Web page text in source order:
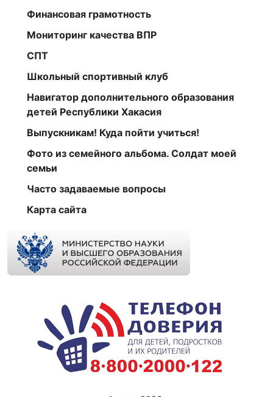
Финансовая грамотность
Мониторинг качества ВПР
СПТ
Школьный спортивный клуб
Навигатор дополнительного образования
детей Республики Хакасия
Выпускникам! Куда пойти учиться!
Фото из семейного альбома. Солдат моей
семьи
Часто задаваемые вопросы
Карта сайта